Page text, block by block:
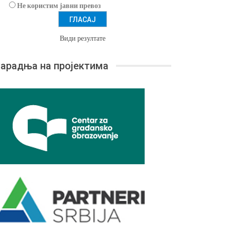
Не користим јавни превоз
Види резултате
на пројектима